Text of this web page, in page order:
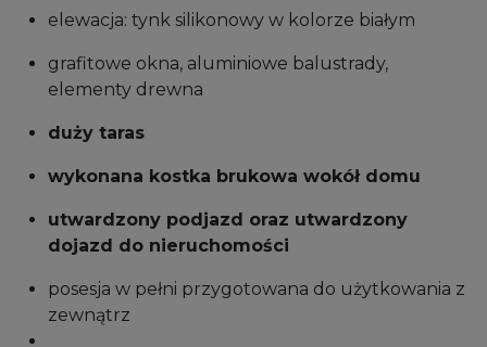
elewacja: tynk silikonowy w kolorze białym
grafitowe okna, aluminiowe balustrady,
elementy drewna
duży taras
wykonana kostka brukowa wokół domu
utwardzony podjazd oraz utwardzony
dojazd do nieruchomości
posesja w pełni przygotowana do użytkowania z
zewnątrz